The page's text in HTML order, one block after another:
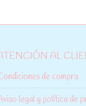
AL
de compra
legal y política de